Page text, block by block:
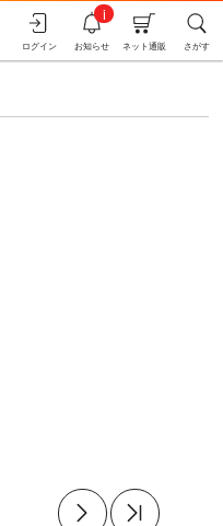
さがす
ネット通販
お知らせ
i
ログイン